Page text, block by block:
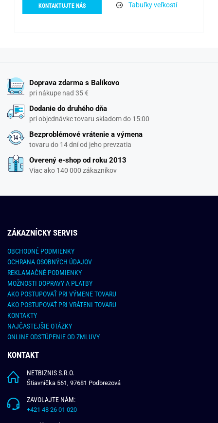
KONTAKTUJTE NÁS
Tabuľky veľkostí
Doprava zdarma s Balíkovo
pri nákupe nad 35 €
Dodanie do druhého dňa
pri objednávke tovaru skladom do 15:00
Bezproblémové vrátenie a výmena
tovaru do 14 dní od jeho prevzatia
Overený e-shop od roku 2013
Viac ako 140 000 zákazníkov
ZÁKAZNÍCKY SERVIS
OBCHODNÉ PODMIENKY
OCHRANA OSOBNÝCH ÚDAJOV
REKLAMAČNÉ PODMIENKY
MOŽNOSTI DOPRAVY A PLATBY
AKO POSTUPOVAŤ PRI VÝMENE TOVARU
AKO POSTUPOVAŤ PRI VRÁTENI TOVARU
KONTAKTY
NAJČASTEJŠIE OTÁZKY
ONLINE ODSTÚPENIE OD ZMLUVY
KONTAKT
NETBIZNIS S.R.O.
Štiavnička 561, 97681 Podbrezová
ZAVOLAJTE NÁM:
+421 48 26 01 020